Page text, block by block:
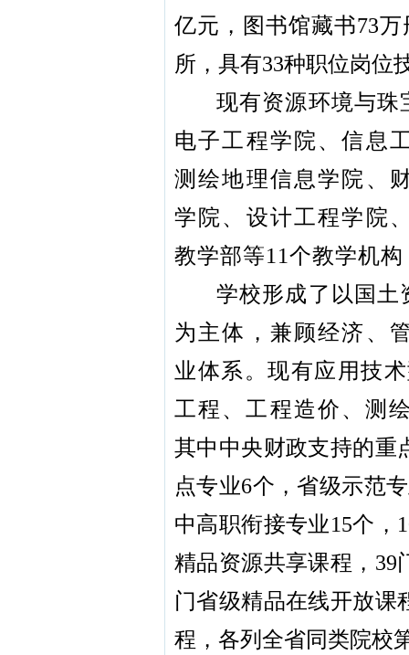
亿元，图书馆藏书73
所，具有33种职位岗位
现有资源环境与珠
电子工程学院、信息
测绘地理信息学院、
学院、设计工程学院
教学部等11个教学机
学校形成了以国土
为主体，兼顾经济、
业体系。现有应用技
工程、工程造价、测
其中中央财政支持的重
点专业6个，省级示范
中高职衔接专业15个，
精品资源共享课程，39
门省级精品在线开放课
程，各列全省同类院校